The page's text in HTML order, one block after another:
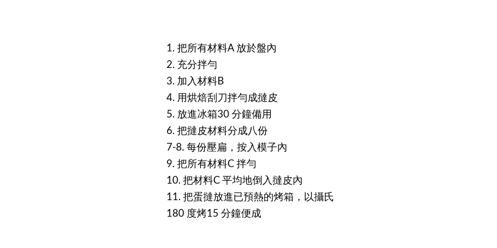
1. 把所有材料A 放於盤內
2. 充分拌勻
3. 加入材料B
4. 用烘焙刮刀拌勻成撻皮
5. 放進冰箱30 分鐘備用
6. 把撻皮材料分成八份
7-8. 每份壓扁，按入模子內
9. 把所有材料C 拌勻
10. 把材料C 平均地倒入撻皮內
11. 把蛋撻放進已預熱的烤箱，以攝氏
180 度烤15 分鐘便成